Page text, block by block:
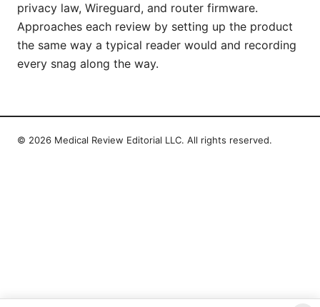
privacy law, Wireguard, and router firmware.
Approaches each review by setting up the product
the same way a typical reader would and recording
every snag along the way.
© 2026 Medical Review Editorial LLC. All rights reserved.